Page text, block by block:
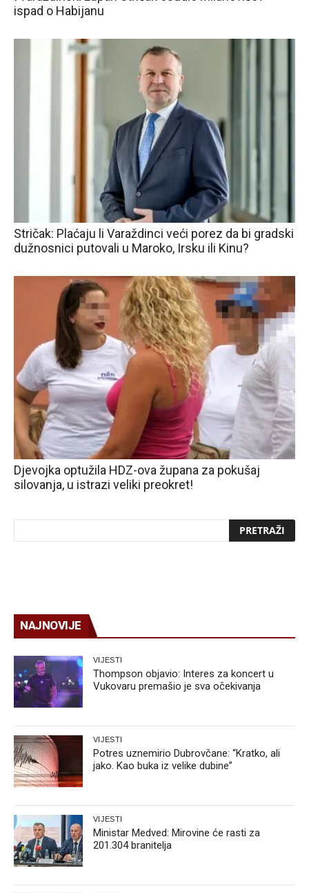
ispad o Habijanu
Stričak: Plaćaju li Varaždinci veći porez da bi gradski
dužnosnici putovali u Maroko, Irsku ili Kinu?
Djevojka optužila HDZ-ova župana za pokušaj
silovanja, u istrazi veliki preokret!
NAJNOVIJE
VIJESTI
Thompson objavio: Interes za koncert u
Vukovaru premašio je sva očekivanja
VIJESTI
Potres uznemirio Dubrovčane: “Kratko, ali
jako. Kao buka iz velike dubine”
VIJESTI
Ministar Medved: Mirovine će rasti za
201.304 branitelja